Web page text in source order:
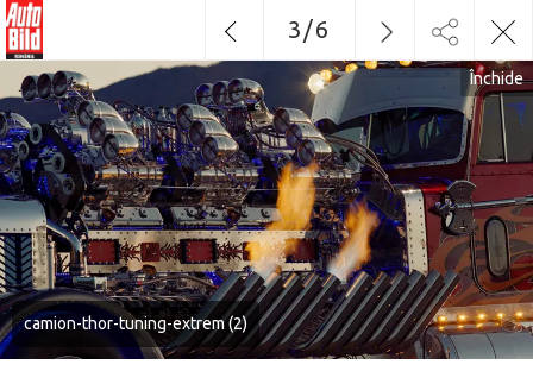
camion-thor-tuning-extrem (2)
Închide
3/6